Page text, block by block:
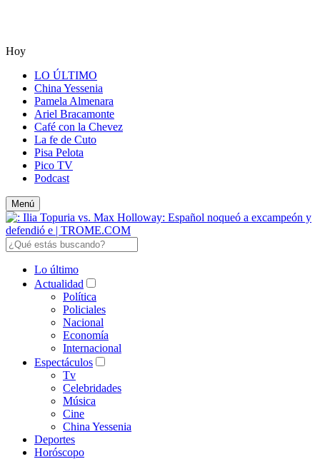
Hoy
LO ÚLTIMO
China Yessenia
Pamela Almenara
Ariel Bracamonte
Café con la Chevez
La fe de Cuto
Pisa Pelota
Pico TV
Podcast
Menú
Lo último
Actualidad
Política
Policiales
Nacional
Economía
Internacional
Espectáculos
Tv
Celebridades
Música
Cine
China Yessenia
Deportes
Horóscopo